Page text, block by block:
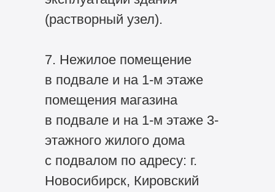
(растворный узел).
7. Нежилое помещение
в подвале и на 1-м этаже
помещения магазина
в подвале и на 1-м этаже 3-
этажного жилого дома
с подвалом по адресу: г.
Новосибирск, Кировский